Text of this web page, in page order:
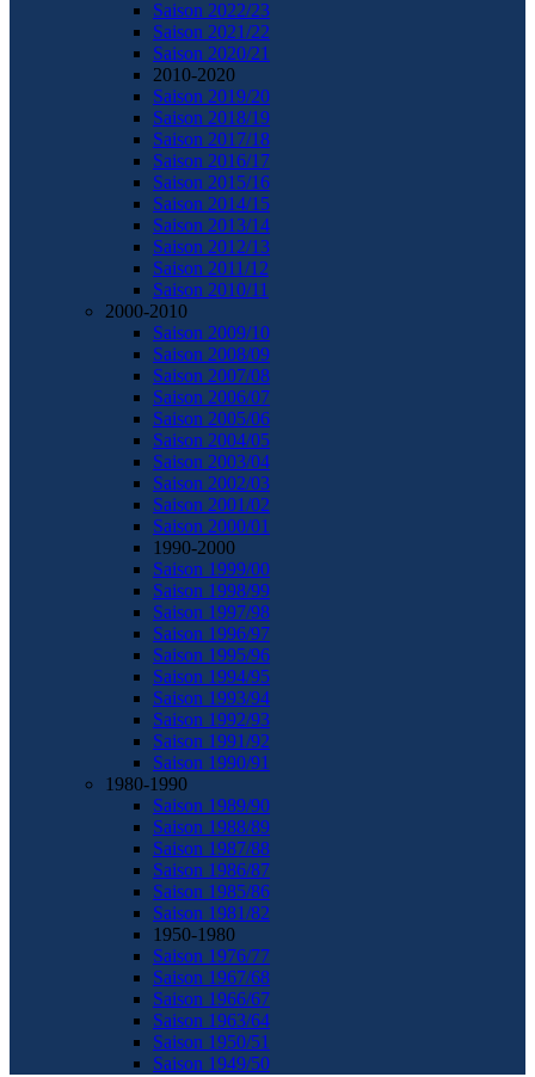
Saison 2022/23
Saison 2021/22
Saison 2020/21
2010-2020
Saison 2019/20
Saison 2018/19
Saison 2017/18
Saison 2016/17
Saison 2015/16
Saison 2014/15
Saison 2013/14
Saison 2012/13
Saison 2011/12
Saison 2010/11
2000-2010
Saison 2009/10
Saison 2008/09
Saison 2007/08
Saison 2006/07
Saison 2005/06
Saison 2004/05
Saison 2003/04
Saison 2002/03
Saison 2001/02
Saison 2000/01
1990-2000
Saison 1999/00
Saison 1998/99
Saison 1997/98
Saison 1996/97
Saison 1995/96
Saison 1994/95
Saison 1993/94
Saison 1992/93
Saison 1991/92
Saison 1990/91
1980-1990
Saison 1989/90
Saison 1988/89
Saison 1987/88
Saison 1986/87
Saison 1985/86
Saison 1981/82
1950-1980
Saison 1976/77
Saison 1967/68
Saison 1966/67
Saison 1963/64
Saison 1950/51
Saison 1949/50